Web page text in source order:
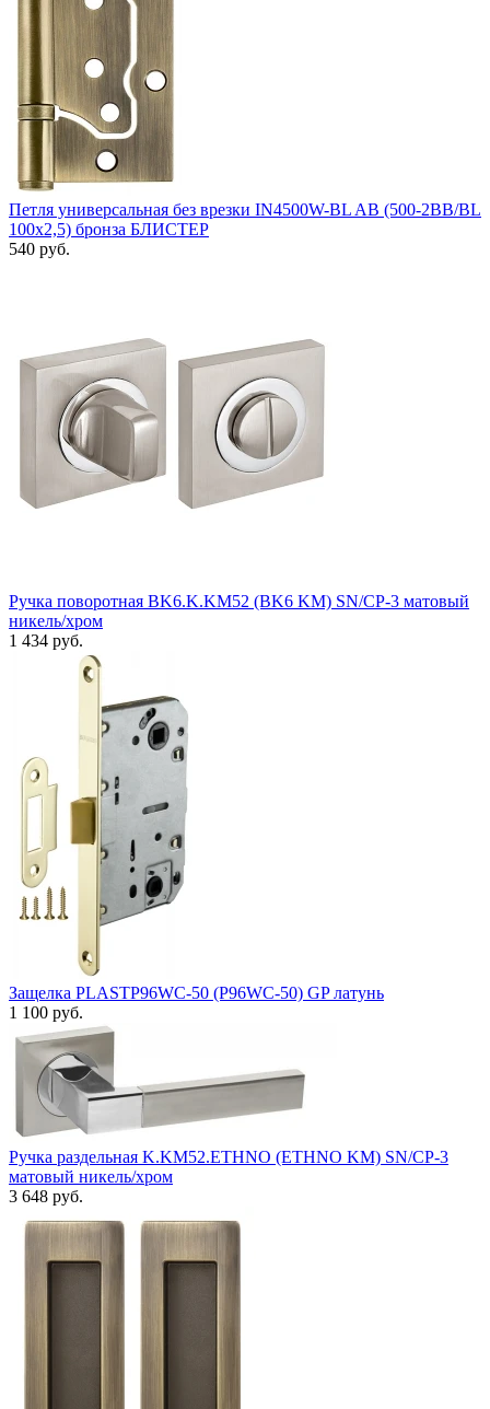
Петля универсальная без врезки IN4500W-BL AB (500-2BB/BL
100x2,5) бронза БЛИСТЕР
540 руб.
Ручка поворотная BK6.K.KM52 (BK6 KM) SN/CP-3 матовый
никель/хром
1 434 руб.
Защелка PLASTP96WC-50 (P96WC-50) GP латунь
1 100 руб.
Ручка раздельная K.KM52.ETHNO (ETHNO KM) SN/CP-3
матовый никель/хром
3 648 руб.